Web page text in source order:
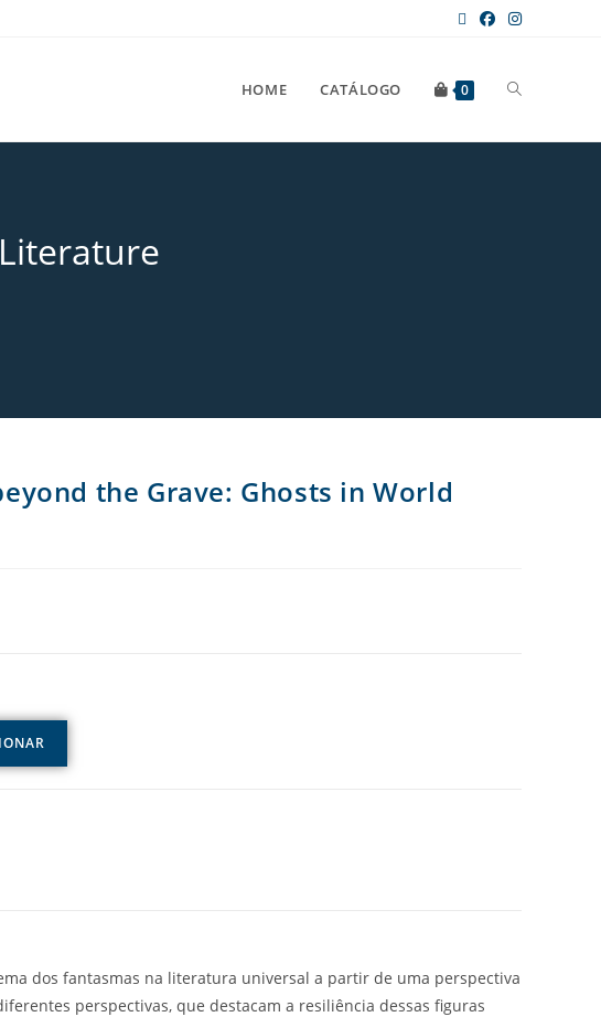
HOME CATÁLOGO 0
the Grave: Ghosts in World
dos fantasmas na literatura universal a partir de uma perspectiva
perspectivas, que destacam a resiliência dessas figuras